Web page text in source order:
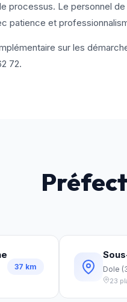
processus. Le personnel
patience et
sur les
72.
37 km Dole (
23